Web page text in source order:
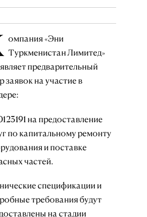
омпания «Эни
Туркменистан Лимитед»
предварительный
заявок на участие в
на предоставление
по капитальному ремонту
и поставке
частей.
спецификации и
требования будут
на стадии